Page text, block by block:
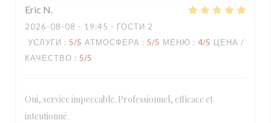
Eric N
2026-08-08 - 19:45 - ГОСТИ 2
УСЛУГИ : 5/5 АТМОСФЕРА : 5/5 МЕНЮ : 4/5 ЦЕНА /
КАЧЕСТВО : 5/5
Oui, service impeccable. Professionnel, efficace et
intentionné.